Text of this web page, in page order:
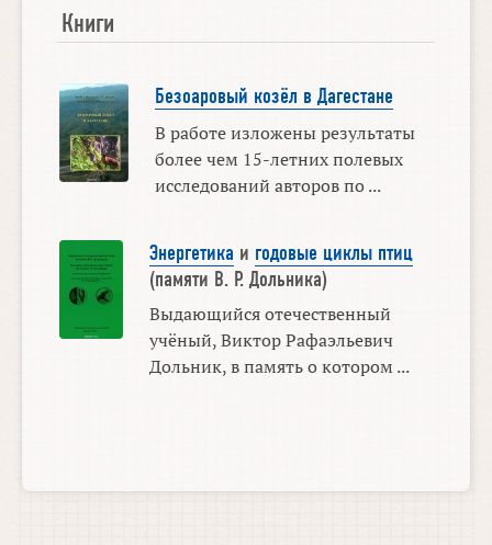
Книги
Безоаровый козёл в Дагестане
В работе изложены результаты
более чем 15-летних полевых
исследований авторов по ...
Энергетика и годовые циклы птиц
(памяти В. Р. Дольника)
Выдающийся отечественный
учёный, Виктор Рафаэльевич
Дольник, в память о котором ...